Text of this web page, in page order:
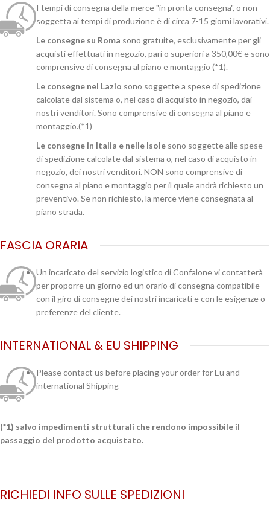
I tempi di consegna della merce "in pronta consegna", o non
soggetta ai tempi di produzione è di circa 7-15 giorni lavorativi.
Le consegne su Roma sono gratuite, esclusivamente per gli
acquisti effettuati in negozio, pari o superiori a 350,00€ e sono
comprensive di consegna al piano e montaggio (*1).
Le consegne nel Lazio sono soggette a spese di spedizione
calcolate dal sistema o, nel caso di acquisto in negozio, dai
nostri venditori. Sono comprensive di consegna al piano e
montaggio.(*1)
Le consegne in Italia e nelle Isole sono soggette alle spese
di spedizione calcolate dal sistema o, nel caso di acquisto in
negozio, dei nostri venditori. NON sono comprensive di
consegna al piano e montaggio per il quale andrà richiesto un
preventivo. Se non richiesto, la merce viene consegnata al
piano strada.
FASCIA ORARIA
Un incaricato del servizio logistico di Confalone vi contatterà
per proporre un giorno ed un orario di consegna compatibile
con il giro di consegne dei nostri incaricati e con le esigenze o
preferenze del cliente.
INTERNATIONAL & EU SHIPPING
Please contact us before placing your order for Eu and
international Shipping
(*1) salvo impedimenti strutturali che rendono impossibile il
passaggio del prodotto acquistato.
RICHIEDI INFO SULLE SPEDIZIONI